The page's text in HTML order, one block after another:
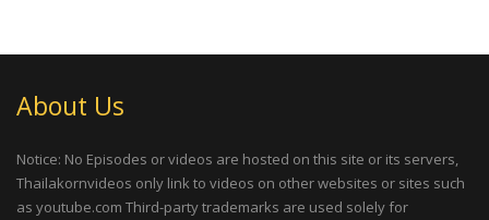
About Us
Notice: No Episodes or videos are hosted on this site or its servers,
Thailakornvideos only link to videos on other websites or sites such
as youtube.com Third-party trademarks are used solely for